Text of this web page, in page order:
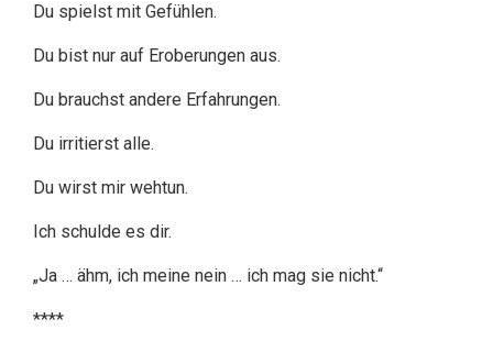
Du spielst mit Gefühlen.
Du bist nur auf Eroberungen aus.
Du brauchst andere Erfahrungen.
Du irritierst alle.
Du wirst mir wehtun.
Ich schulde es dir.
„Ja … ähm, ich meine nein … ich mag sie nicht.“
****